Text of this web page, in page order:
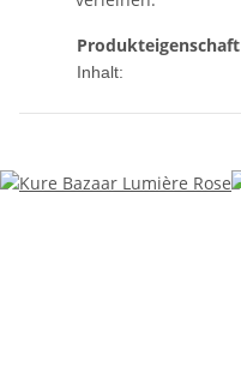
Produkteigenschaft
Inhalt: